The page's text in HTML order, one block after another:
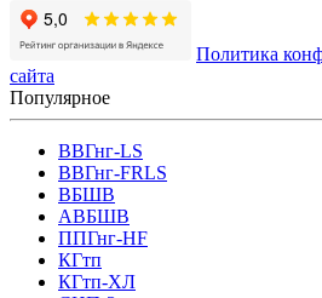
Политика
сайта
Популярное
ВВГнг-LS
ВВГнг-FRLS
ВБШВ
АВБШВ
ППГнг-HF
КГтп
КГтп-ХЛ